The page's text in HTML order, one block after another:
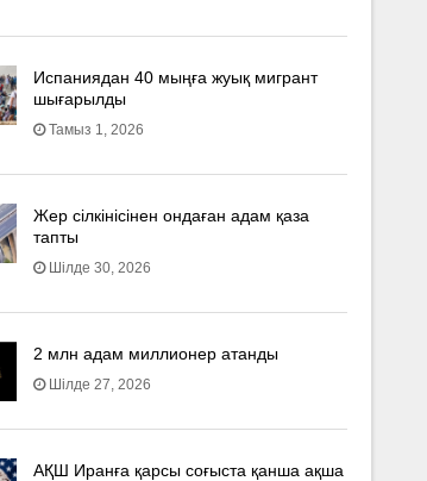
Испаниядан 40 мыңға жуық мигрант
шығарылды
Тамыз 1, 2026
Жер сілкінісінен ондаған адам қаза
тапты
Шілде 30, 2026
2 млн адам миллионер атанды
Шілде 27, 2026
АҚШ Иранға қарсы соғыста қанша ақша